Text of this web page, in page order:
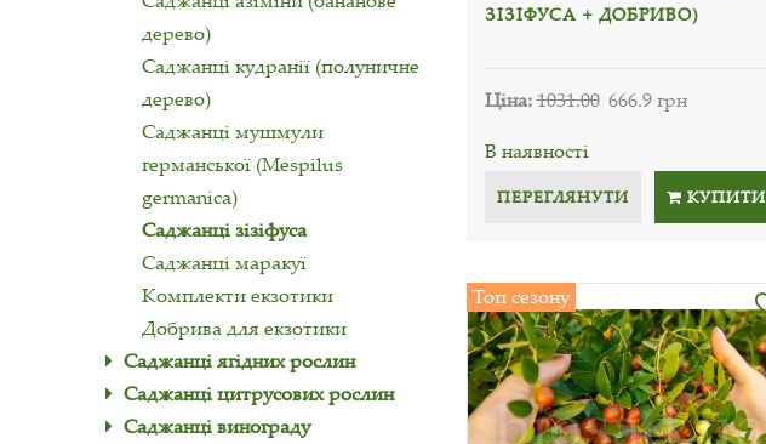
дерево)
Саджанці кудранії (полуничне
дерево)
Саджанці мушмули
германської (Mespilus
germanica)
Саджанці зізіфуса
Саджанці маракуї
Комплекти екзотики
Добрива для екзотики
Саджанці ягідних рослин
Саджанці цитрусових рослин
Саджанці винограду
ЗІЗІФУСА + ДОБРИВО)
Ціна:1031.00 666.9 грн
В наявності
ПЕРЕГЛЯНУТИ КУПИТИ
Топ сезону